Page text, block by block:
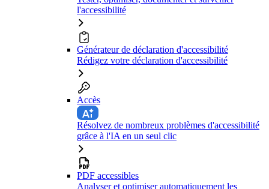
l'accessibilité
Générateur de déclaration d'accessibilité
Rédigez votre déclaration d'accessibilité
Accès
Résolvez de nombreux problèmes d'accessibilité
grâce à l'IA en un seul clic
PDF accessibles
Analyser et optimiser automatiquement les